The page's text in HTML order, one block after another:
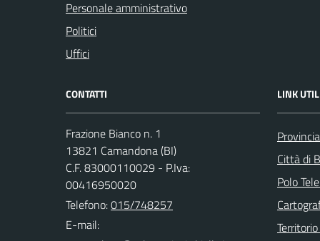
Personale amministrativo
Politici
Uffici
CONTATTI
Frazione Bianco n. 1
13821 Camandona (BI)
C.F. 83000110029 - P.Iva:
00416950020
Telefono:015/748257
E-mail:
LINK
Città di
Polo